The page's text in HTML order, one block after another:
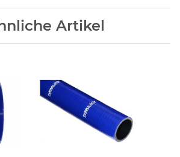
Artikel